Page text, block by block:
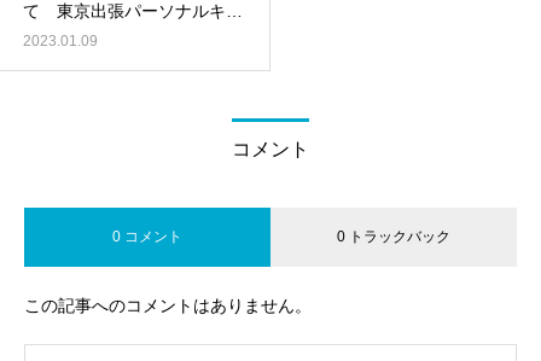
て 東京出張パーソナルキッ
クボクシング
2023.01.09
コメント
0 コメント 0 トラックバック
この記事へのコメントはありません。